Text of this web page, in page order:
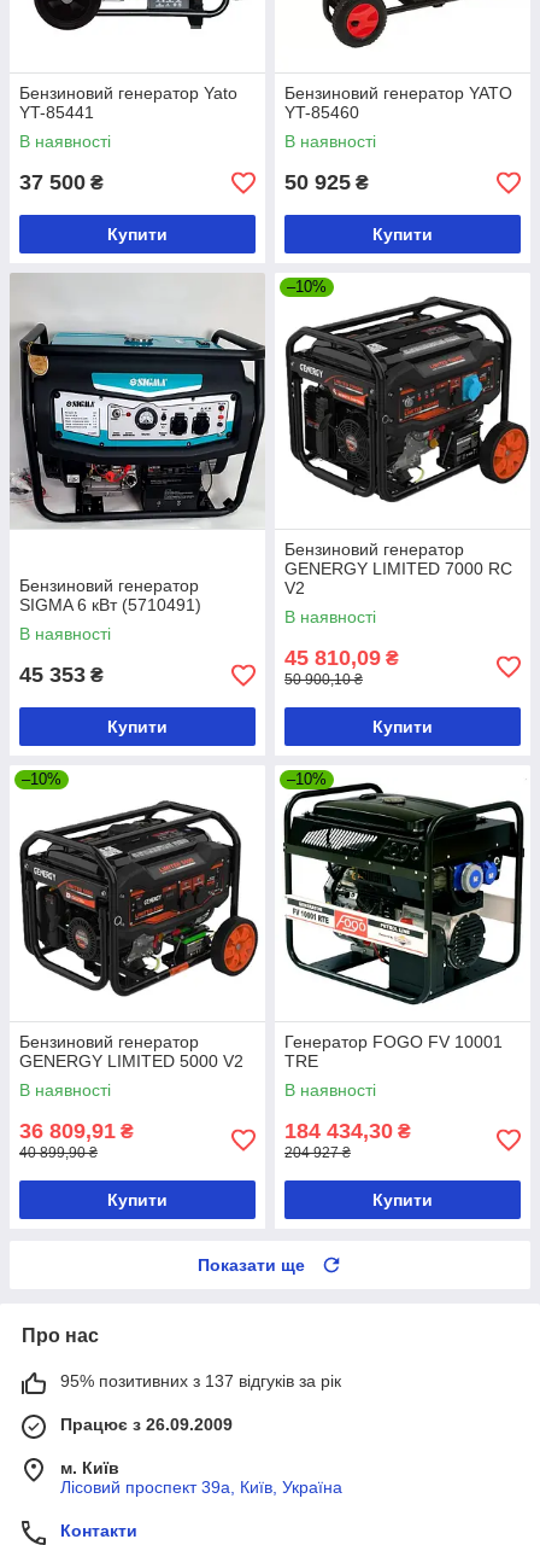
Бензиновий генератор Yato
YT-85441
В наявності
37 500 ₴
Купити
Бензиновий генератор YATO
YT-85460
В наявності
50 925 ₴
Купити
Бензиновий генератор
SIGMA 6 кВт (5710491)
В наявності
45 353 ₴
Купити
–10%
Бензиновий генератор
GENERGY LIMITED 7000 RC
V2
В наявності
45 810,09 ₴
50 900,10 ₴
Купити
–10%
Бензиновий генератор
GENERGY LIMITED 5000 V2
В наявності
36 809,91 ₴
40 899,90 ₴
Купити
–10%
Генератор FOGO FV 10001
TRE
В наявності
184 434,30 ₴
204 927 ₴
Купити
Показати ще
Про нас
95% позитивних з 137 відгуків за рік
Працює з 26.09.2009
м. Київ
Лісовий проспект 39а, Київ, Україна
Контакти